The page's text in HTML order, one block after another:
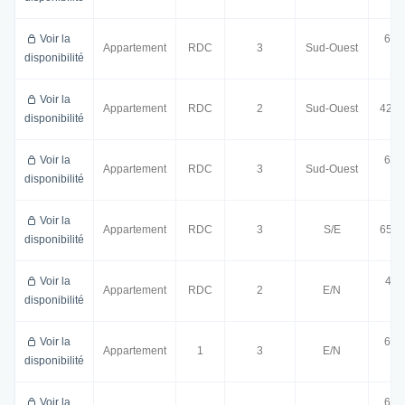
Voir la
disponibilité
Appartement RDC 3 Sud-Ouest
Voir la
disponibilité
Appartement RDC 2 Sud-Ouest 42.2
Voir la
disponibilité
Appartement RDC 3 Sud-Ouest
Voir la
disponibilité
Appartement RDC 3 S/E 65.9
Voir la
disponibilité
Appartement RDC 2 E/N
Voir la
disponibilité
Appartement 1 3 E/N
Voir la